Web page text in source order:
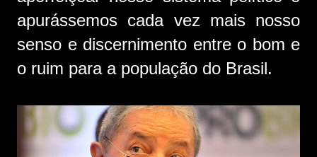
apurássemos cada vez mais nosso
senso e discernimento entre o bom e
o ruim para a população do Brasil.